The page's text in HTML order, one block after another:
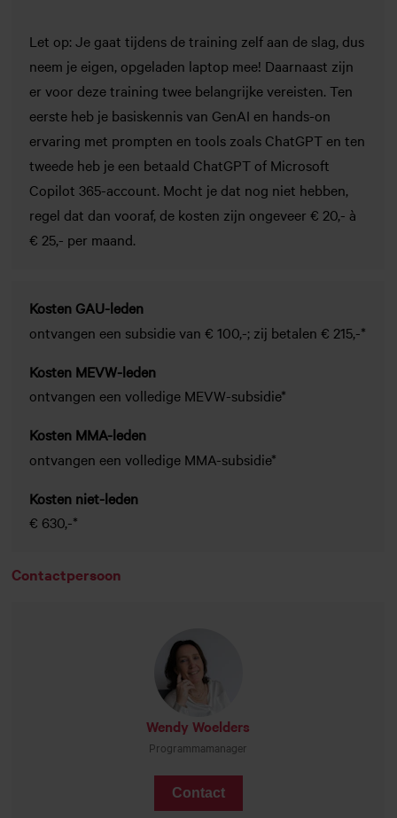
Let op: Je gaat tijdens de training zelf aan de slag, dus
neem je eigen, opgeladen laptop mee! Daarnaast zijn
er voor deze training twee belangrijke vereisten. Ten
eerste heb je basiskennisvan GenAI en hands-on
ervaring met prompten en tools zoals ChatGPT en ten
tweede heb je een betaald ChatGPT of Microsoft
Copilot 365-account. Mocht je dat nog niet hebben,
regel dat dan vooraf, de kosten zijn ongeveer € 20,- à
€ 25,- per maand.
Kosten GAU-leden
ontvangen een subsidie van € 100,-; zij betalen € 215,-*
Kosten MEVW-leden
ontvangen een volledige MEVW-subsidie*
Kosten MMA-leden
ontvangen een volledige MMA-subsidie*
Kosten niet-leden
€ 630,-*
Contactpersoon
Wendy Woelders
Programmamanager
Contact